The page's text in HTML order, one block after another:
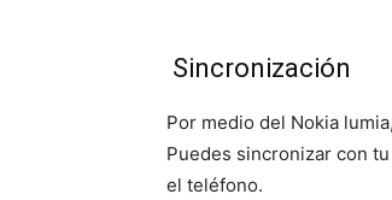
Sincronización
Por medio del Nokia
Puedes sincronizar con
el teléfono.